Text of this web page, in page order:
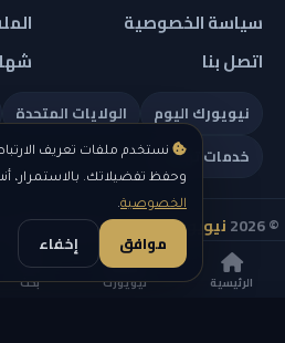
الرئيسية نيويورك بحث
نستخدم ملفات تعريف
وحفظ تفضيلاتك. بالاستمرار،
الخصوصية.
موافق إخفاء
سياسة الخصوصية
اتصل بنا
نيويورك اليوم الولايات المتحدة
خدمات تهمك
© 2026 نيويورك نيوز
IN ARABIC LLC — رقم التسجيل 0451351808